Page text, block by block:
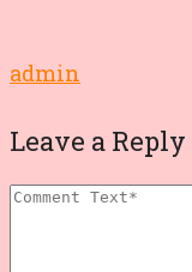
admin
Leave a Reply